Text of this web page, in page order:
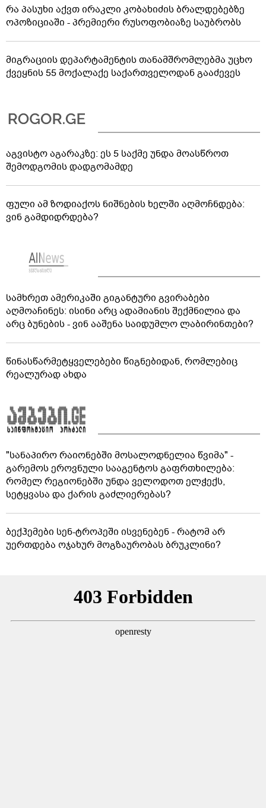
რა პასუხი აქვთ ირაკლი კობახიძის ბრალდებებზე
ოპოზიციაში - პრემიერი რუსოფობიაზე საუბრობს
მიგრაციის დეპარტამენტის თანამშრომლებმა უცხო
ქვეყნის 55 მოქალაქე საქართველოდან გააძევეს
აგვისტო აგარაკზე: ეს 5 საქმე უნდა მოასწროთ
შემოდგომის დადგომამდე
ფული ამ ზოდიაქოს ნიშნების ხელში აღმოჩნდება:
ვინ გამდიდრდება?
სამხრეთ ამერიკაში გიგანტური გვირაბები
აღმოაჩინეს: ისინი არც ადამიანის შექმნილია და
არც ბუნების - ვინ ააშენა საიდუმლო ლაბირინთები?
წინასწარმეტყველებები წიგნებიდან, რომლებიც
რეალურად ახდა
"სანაპირო რაიონებში მოსალოდნელია წვიმა" -
გარემოს ეროვნული სააგენტოს გაფრთხილება:
რომელ რეგიონებში უნდა ველოდოთ ელჭექს,
სეტყვასა და ქარის გაძლიერებას?
ბექჰემები სენ-ტროპეში ისვენებენ - რატომ არ
უერთდება ოჯახურ მოგზაურობას ბრუკლინი?